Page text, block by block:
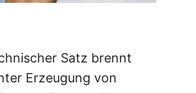
Satz brennt
Erzeugung von